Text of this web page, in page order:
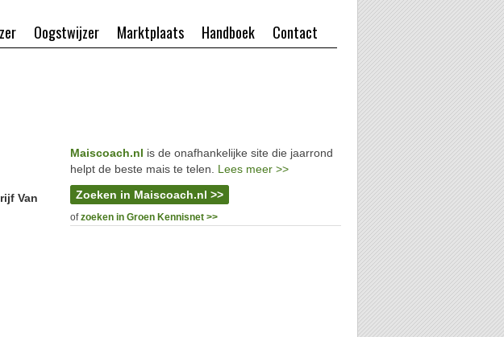
Contact
Handboek
Marktplaats
Oogstwijzer
Van
Maiscoach.nl is de onafhankelijke site die jaarrond
helpt de beste mais te telen. Lees meer >>
Zoeken in Maiscoach.nl >>
ofzoeken in Groen Kennisnet >>